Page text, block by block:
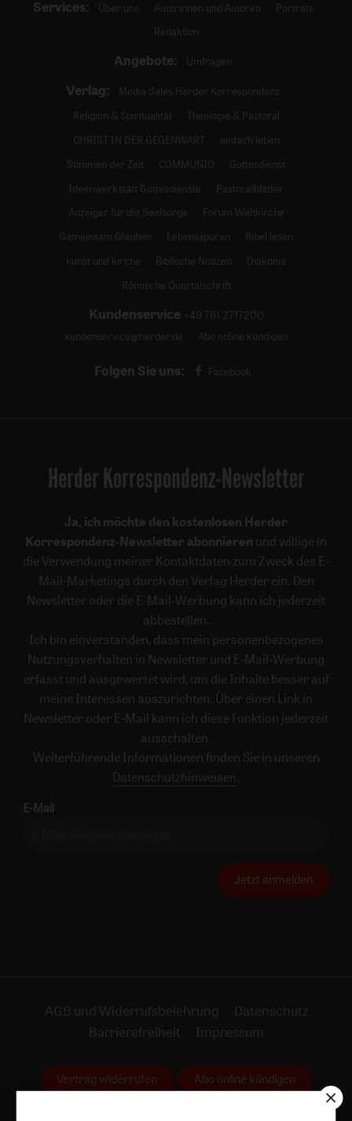
Services: Über uns Autorinnen und Autoren
Porträts
Redaktion
Angebote: Umfragen
Verlag:
Media Sales Herder Korrespondenz
Religion & Spiritualität
Theologie & Pastoral
CHRIST IN DER GEGENWART
einfach leben
Stimmen der Zeit
COMMUNIO
Gottesdienst
Ideenwerkstatt Gottesdienste
Pastoralblätter
Anzeiger für die Seelsorge
Forum Weltkirche
Gemeinsam Glauben
Lebensspuren
Bibel lesen
kunst und kirche
Biblische Notizen
Diakonia
Römische Quartalschrift
Kundenservice +49 761 2717200
kundenservice@herder.de
Abo online kündigen
Folgen Sie uns: Facebook
Herder Korrespondenz-Newsletter
Ja, ich möchte den kostenlosen Herder
Korrespondenz-Newsletter abonnieren und willige in
die Verwendung meiner Kontaktdaten zum Zweck des E-
Mail-Marketings durch den Verlag Herder ein. Den
Newsletter oder die E-Mail-Werbung kann ich jederzeit
abbestellen.
Ich bin einverstanden, dass mein personenbezogenes
Nutzungsverhalten in Newsletter und E-Mail-Werbung
erfasst und ausgewertet wird, um die Inhalte besser auf
meine Interessen auszurichten. Über einen Link in
Newsletter oder E-Mail kann ich diese Funktion jederzeit
ausschalten.
Weiterführende Informationen finden Sie in unseren
Datenschutzhinweisen .
E-Mail
Jetzt anmelden
AGB und Widerrufsbelehrung
Datenschutz
Barrierefreiheit
Impressum
Vertrag widerrufen Abo online kündigen